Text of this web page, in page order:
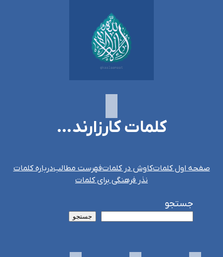
کلمات کارزارند…
صفحه اول کلماتکاوش در کلماتفهرست مطالبدرباره کلمات
نذر فرهنگی برای کلمات
جستجو
جستجو